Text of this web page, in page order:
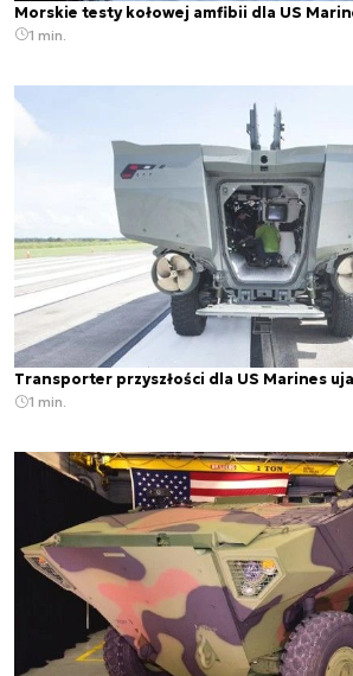
Morskie testy kołowej amfibii dla US
1 min.
Transporter przyszłości dla US Marines
1 min.